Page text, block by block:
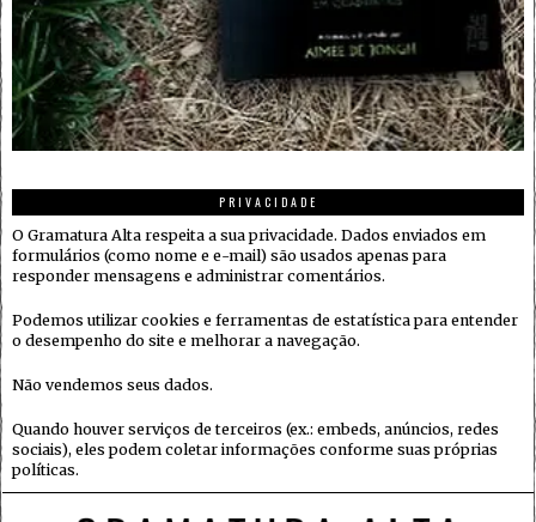
PRIVACIDADE
O Gramatura Alta respeita a sua privacidade. Dados enviados em
formulários (como nome e e-mail) são usados apenas para
responder mensagens e administrar comentários.
Podemos utilizar cookies e ferramentas de estatística para entender
o desempenho do site e melhorar a navegação.
Não vendemos seus dados.
Quando houver serviços de terceiros (ex.: embeds, anúncios, redes
sociais), eles podem coletar informações conforme suas próprias
políticas.